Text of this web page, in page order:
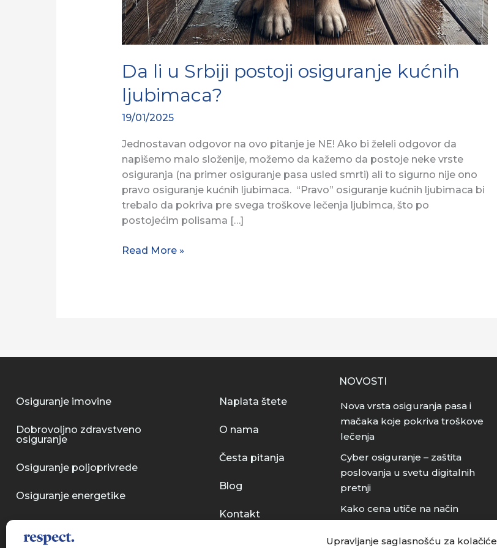
Upravljanje saglasnošću za kolačiće
Da li u Srbiji postoji osiguranje kućnih
ljubimaca?
19/01/2025
Jednostavan odgovor na ovo pitanje je NE! Ako bi želeli odgovor da
napišemo malo složenije, možemo da kažemo da postoje neke vrste
osiguranja (na primer osiguranje pasa usled smrti) ali to sigurno nije ono
pravo osiguranje kućnih ljubimaca. “Pravo” osiguranje kućnih ljubimaca bi
trebalo da pokriva pre svega troškove lečenja ljubimca, što po
postojećim polisama […]
Read More »
Osiguranje imovine
Dobrovoljno zdravstveno
osiguranje
Osiguranje poljoprivrede
Osiguranje energetike
Naplata štete
O nama
Česta pitanja
Blog
Kontakt
NOVOSTI
Nova vrsta osiguranja pasa i
mačaka koje pokriva troškove
lečenja
Cyber osiguranje – zaštita
poslovanja u svetu digitalnih
pretnji
Kako cena utiče na način
Da li u Srbiji postoji osiguranje